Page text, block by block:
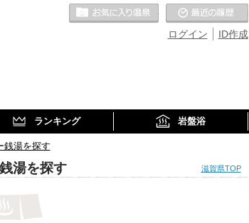
ID作成
ログイン
お気に入りの温泉
ランキング 岩盤浴
銭湯を探す
湯を探す 滋賀県TOP